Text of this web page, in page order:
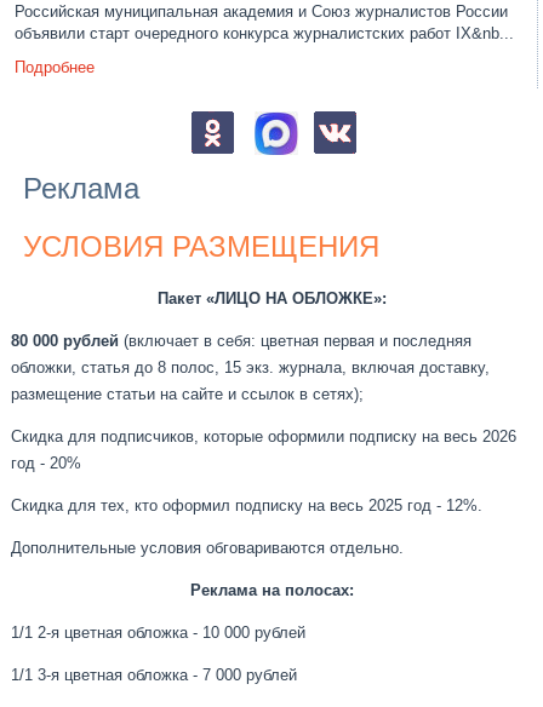
Российская муниципальная академия и Союз журналистов России
объявили старт очередного конкурса журналистских работ IX&nb...
Подробнее
Реклама
УСЛОВИЯ РАЗМЕЩЕНИЯ
Пакет «ЛИЦО НА ОБЛОЖКЕ»:
80 000 рублей (включает в себя: цветная первая и последняя
обложки, статья до 8 полос, 15 экз. журнала, включая доставку,
размещение статьи на сайте и ссылок в сетях);
Скидка для подписчиков, которые оформили подписку на весь 2026
год - 20%
Скидка для тех, кто оформил подписку на весь 2025 год - 12%.
Дополнительные условия обговариваются отдельно.
Реклама на полосах:
1/1 2-я цветная обложка - 10 000 рублей
1/1 3-я цветная обложка - 7 000 рублей